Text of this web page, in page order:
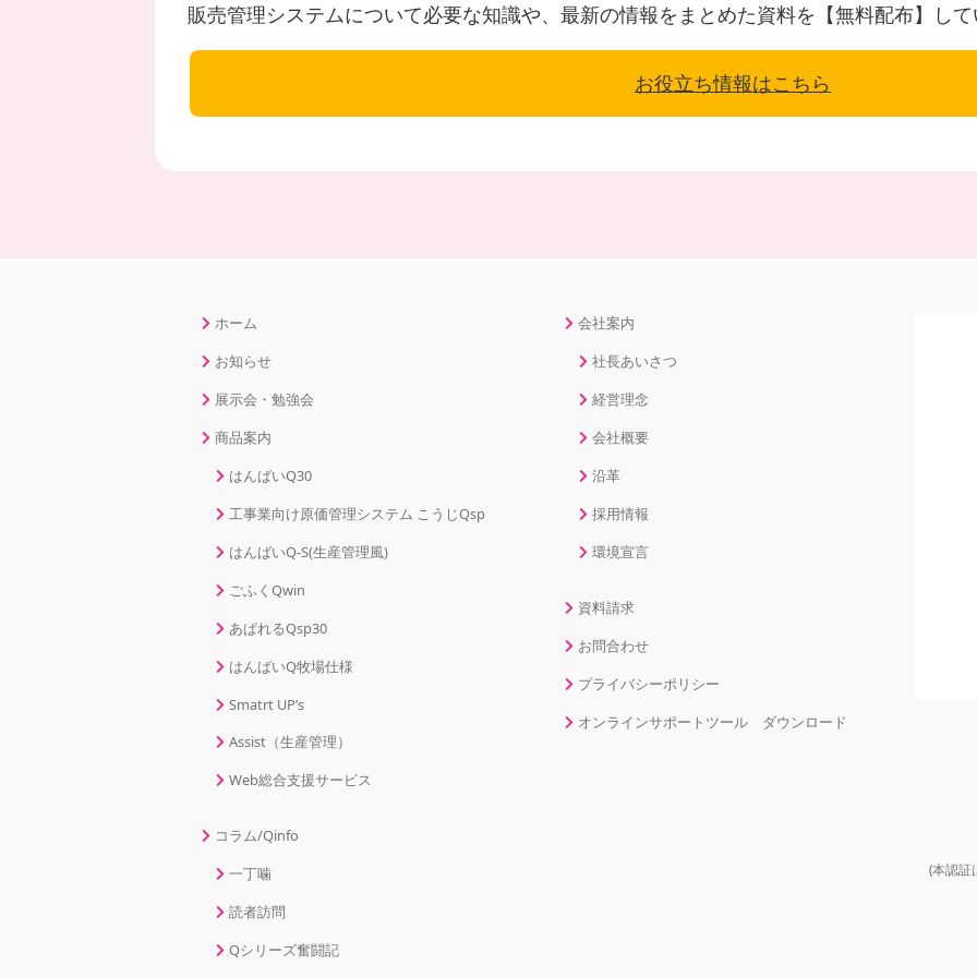
販売管理システムについて必要な知識や、最新の情報をまとめた資料を【無料配布】し
お役立ち情報はこちら
ホーム
お知らせ
展示会・勉強会
商品案内
はんばいQ30
工事業向け原価管理システム こうじQsp
はんばいQ-S(生産管理風)
ごふくQwin
あぱれるQsp30
はんばいQ牧場仕様
Smatrt UP’s
Assist（生産管理）
Web総合支援サービス
コラム/Qinfo
一丁噛
読者訪問
Qシリーズ奮闘記
会社案内
社長あいさつ
経営理念
会社概要
沿革
採用情報
環境宣言
資料請求
お問合わせ
プライバシーポリシー
オンラインサポートツール ダウンロード
(本認証